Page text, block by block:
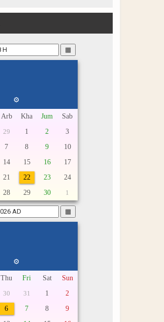
▦
⚙
Arb Kha Jum Sab
29 1 2
3
7 8 9
10
14 15 16
17
21 22 23
24
28 29 30 1
▦
⚙
Thu Fri Sat Sun
30 31 1
2
6 7 8
9